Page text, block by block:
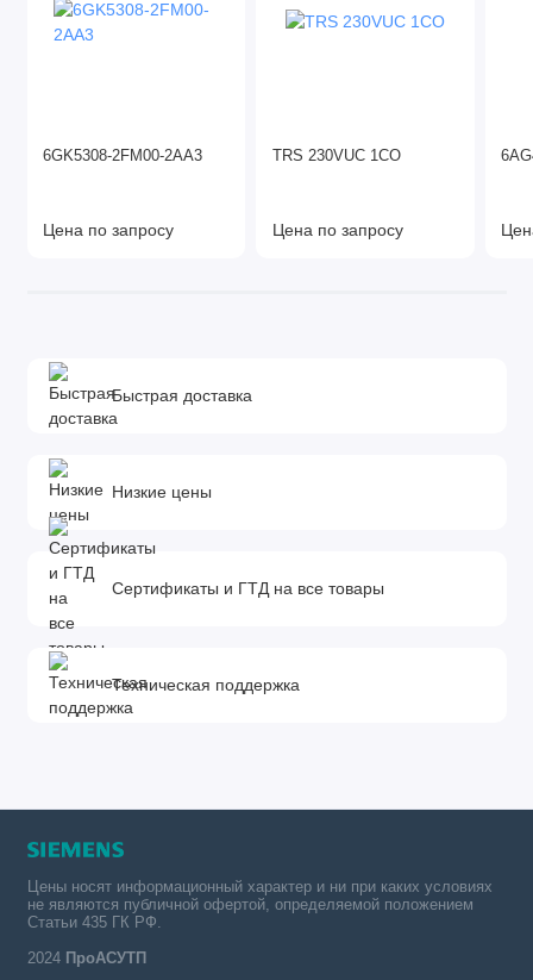
6GK5308-2FM00-2AA3
Цена по запросу
TRS 230VUC 1CO
Цена по запросу
Быстрая доставка
Низкие цены
Сертификаты и ГТД на все товары
Техническая поддержка
Цены носят информационный характер и ни при каких условиях
не являются публичной офертой, определяемой положением
Статьи 435 ГК РФ.
2024 ПроАСУТП